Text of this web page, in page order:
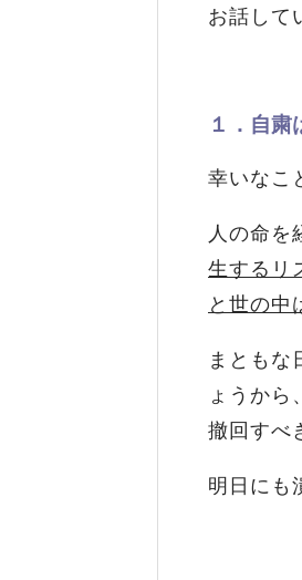
お話して
１．自粛
幸いなこ
人の命を
生するリ
と世の中
まともな
ょうから
撤回すべ
明日にも